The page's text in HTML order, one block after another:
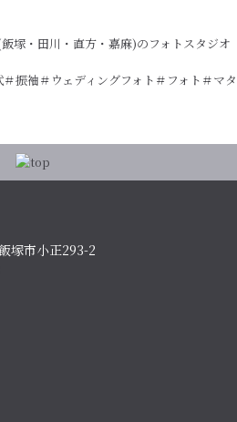
塚・田川・直方・嘉麻)のフォトスタジオ
振袖＃ウェディングフォト＃フォト＃マタ
塚市小正293-2